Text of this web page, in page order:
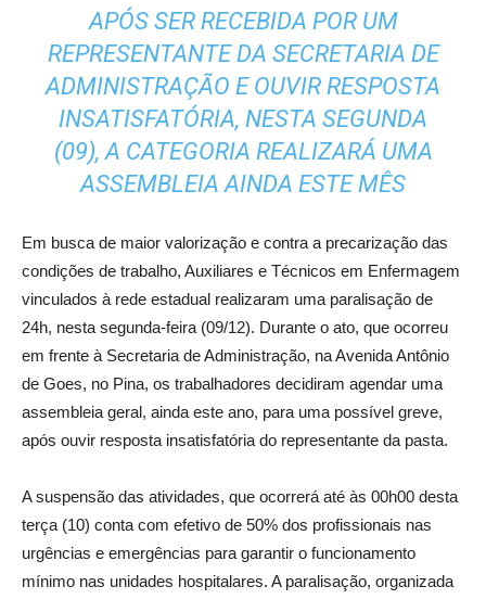
APÓS SER RECEBIDA POR UM
REPRESENTANTE DA SECRETARIA DE
ADMINISTRAÇÃO E OUVIR RESPOSTA
INSATISFATÓRIA, NESTA SEGUNDA
(09), A CATEGORIA REALIZARÁ UMA
ASSEMBLEIA AINDA ESTE MÊS
Em busca de maior valorização e contra a precarização das
condições de trabalho, Auxiliares e Técnicos em Enfermagem
vinculados à rede estadual realizaram uma paralisação de
24h, nesta segunda-feira (09/12). Durante o ato, que ocorreu
em frente à Secretaria de Administração, na Avenida Antônio
de Goes, no Pina, os trabalhadores decidiram agendar uma
assembleia geral, ainda este ano, para uma possível greve,
após ouvir resposta insatisfatória do representante da pasta.
A suspensão das atividades, que ocorrerá até às 00h00 desta
terça (10) conta com efetivo de 50% dos profissionais nas
urgências e emergências para garantir o funcionamento
mínimo nas unidades hospitalares. A paralisação, organizada